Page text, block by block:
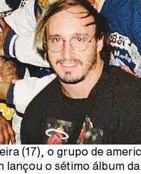
(17), o grupo de
lançou o sétimo álbum